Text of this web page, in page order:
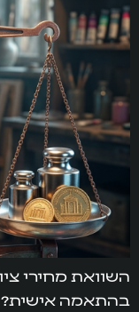
השוואת מחירי
בהתאמה אישית?